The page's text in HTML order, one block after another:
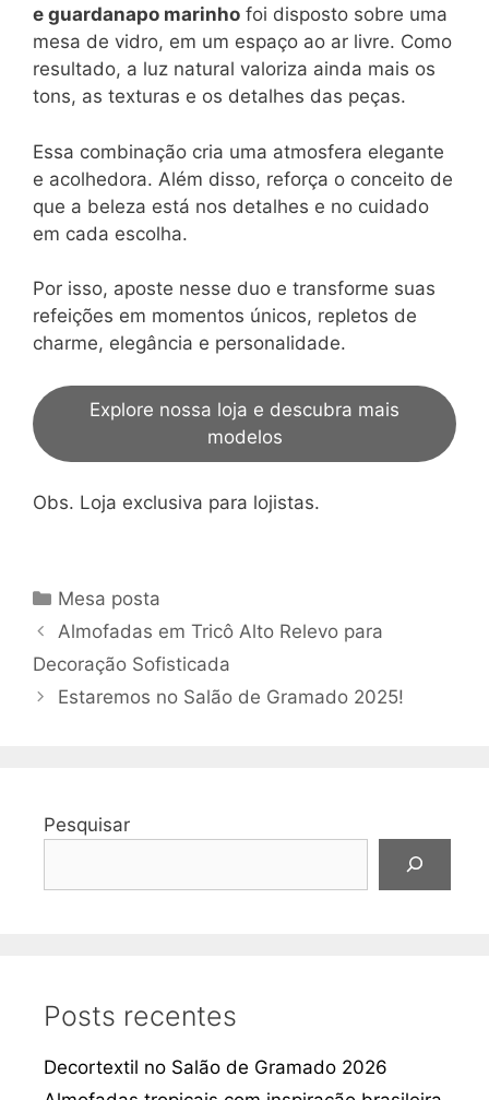
e guardanapo marinho foi disposto sobre uma
mesa de vidro, em um espaço ao ar livre. Como
resultado, a luz natural valoriza ainda mais os
tons, as texturas e os detalhes das peças.
Essa combinação cria uma atmosfera elegante
e acolhedora. Além disso, reforça o conceito de
que a beleza está nos detalhes e no cuidado
em cada escolha.
Por isso, aposte nesse duo e transforme suas
refeições em momentos únicos, repletos de
charme, elegância e personalidade.
Explore nossa loja e descubra mais
modelos
Obs. Loja exclusiva para lojistas.
Categorias
Mesa posta
Almofadas em Tricô Alto Relevo para
Decoração Sofisticada
Estaremos no Salão de Gramado 2025!
Pesquisar
Posts recentes
Decortextil no Salão de Gramado 2026